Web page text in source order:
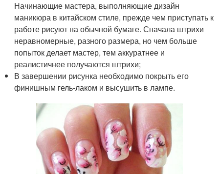
Начинающие мастера, выполняющие дизайн
маникюра в китайском стиле, прежде чем приступать к
работе рисуют на обычной бумаге. Сначала штрихи
неравномерные, разного размера, но чем больше
попыток делает мастер, тем аккуратнее и
реалистичнее получаются штрихи;
В завершении рисунка необходимо покрыть его
финишным гель-лаком и высушить в лампе.